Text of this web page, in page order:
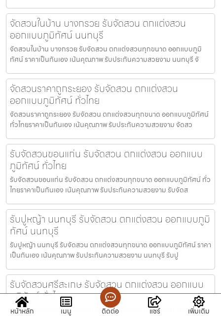
จัดสวนในบ้าน บางกรวย รับจัดสวน ตกแต่งสวน
ออกแบบภูมิทัศน์ นนทบุรี
จัดสวนในบ้าน บางกรวย รับจัดสวน ตกแต่งสวนทุกขนาด ออกแบบภูมิ
ทัศน์ ราคาเป็นกันเอง เน้นคุณภาพ รับประกันความสวยงาม นนทบุรี จั
จัดสวนราคาถูกระยอง รับจัดสวน ตกแต่งสวน
ออกแบบภูมิทัศน์ ทั่วไทย
จัดสวนราคาถูกระยอง รับจัดสวน ตกแต่งสวนทุกขนาด ออกแบบภูมิทัศน์
ทั่วไทยราคาเป็นกันเอง เน้นคุณภาพ รับประกันความสวยงาม จัดสว
รับจัดสวนขอนแก่น รับจัดสวน ตกแต่งสวน ออกแบบ
ภูมิทัศน์ ทั่วไทย
รับจัดสวนขอนแก่น รับจัดสวน ตกแต่งสวนทุกขนาด ออกแบบภูมิทัศน์ ทั่ว
ไทยราคาเป็นกันเอง เน้นคุณภาพ รับประกันความสวยงาม รับจัดส
รับปูหญ้า นนทบุรี รับจัดสวน ตกแต่งสวน ออกแบบภูมิ
ทัศน์ นนทบุรี
รับปูหญ้า นนทบุรี รับจัดสวน ตกแต่งสวนทุกขนาด ออกแบบภูมิทัศน์ ราคา
เป็นกันเอง เน้นคุณภาพ รับประกันความสวยงาม นนทบุรี รับปู
รับจัดสวนศรีสะเกษ รับจัดสวน ตกแต่งสวน ออกแบบ
ภูมิทัศน์ ทั่วไทย
รับจัดสวนศรีสะเกษ รับจัดสวน ตกแต่งสวนทุกขนาด ออกแบบภูมิทัศน์ ทั่ว
หน้าหลัก เมนู ติดต่อ แชร์ เพิ่มเติม